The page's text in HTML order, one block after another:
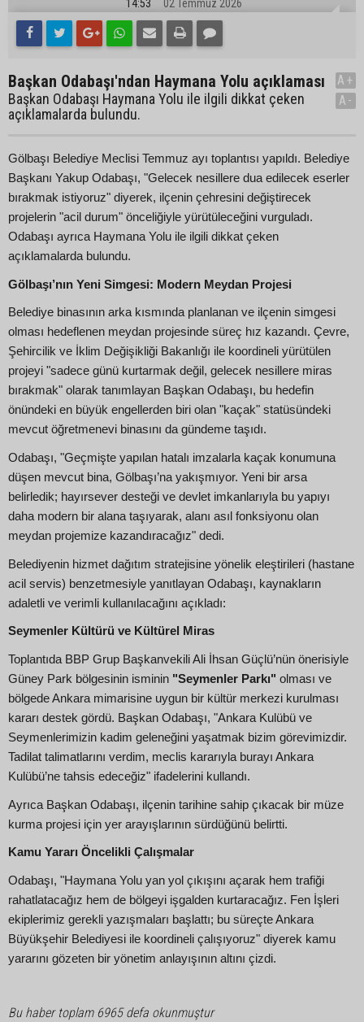
14:53 02 Temmuz 2026
Başkan Odabaşı'ndan Haymana Yolu açıklaması
Başkan Odabaşı Haymana Yolu ile ilgili dikkat çeken
açıklamalarda bulundu.
A+
A-
Gölbaşı Belediye Meclisi Temmuz ayı toplantısı yapıldı. Belediye
Başkanı Yakup Odabaşı, "Gelecek nesillere dua edilecek eserler
bırakmak istiyoruz" diyerek, ilçenin çehresini değiştirecek
projelerin "acil durum" önceliğiyle yürütüleceğini vurguladı.
Odabaşı ayrıca Haymana Yolu ile ilgili dikkat çeken
açıklamalarda bulundu.
Gölbaşı’nın Yeni Simgesi: Modern Meydan Projesi
Belediye binasının arka kısmında planlanan ve ilçenin simgesi
olması hedeflenen meydan projesinde süreç hız kazandı. Çevre,
Şehircilik ve İklim Değişikliği Bakanlığı ile koordineli yürütülen
projeyi "sadece günü kurtarmak değil, gelecek nesillere miras
bırakmak" olarak tanımlayan Başkan Odabaşı, bu hedefin
önündeki en büyük engellerden biri olan "kaçak" statüsündeki
mevcut öğretmenevi binasını da gündeme taşıdı.
Odabaşı, "Geçmişte yapılan hatalı imzalarla kaçak konumuna
düşen mevcut bina, Gölbaşı’na yakışmıyor. Yeni bir arsa
belirledik; hayırsever desteği ve devlet imkanlarıyla bu yapıyı
daha modern bir alana taşıyarak, alanı asıl fonksiyonu olan
meydan projemize kazandıracağız" dedi.
Belediyenin hizmet dağıtım stratejisine yönelik eleştirileri (hastane
acil servis) benzetmesiyle yanıtlayan Odabaşı, kaynakların
adaletli ve verimli kullanılacağını açıkladı:
Seymenler Kültürü ve Kültürel Miras
Toplantıda BBP Grup Başkanvekili Ali İhsan Güçlü’nün önerisiyle
Güney Park bölgesinin isminin "Seymenler Parkı" olması ve
bölgede Ankara mimarisine uygun bir kültür merkezi kurulması
kararı destek gördü. Başkan Odabaşı, "Ankara Kulübü ve
Seymenlerimizin kadim geleneğini yaşatmak bizim görevimizdir.
Tadilat talimatlarını verdim, meclis kararıyla burayı Ankara
Kulübü’ne tahsis edeceğiz" ifadelerini kullandı.
Ayrıca Başkan Odabaşı, ilçenin tarihine sahip çıkacak bir müze
kurma projesi için yer arayışlarının sürdüğünü belirtti.
Kamu Yararı Öncelikli Çalışmalar
Odabaşı, "Haymana Yolu yan yol çıkışını açarak hem trafiği
rahatlatacağız hem de bölgeyi işgalden kurtaracağız. Fen İşleri
ekiplerimiz gerekli yazışmaları başlattı; bu süreçte Ankara
Büyükşehir Belediyesi ile koordineli çalışıyoruz" diyerek kamu
yararını gözeten bir yönetim anlayışının altını çizdi.
Bu haber toplam 6965 defa okunmuştur